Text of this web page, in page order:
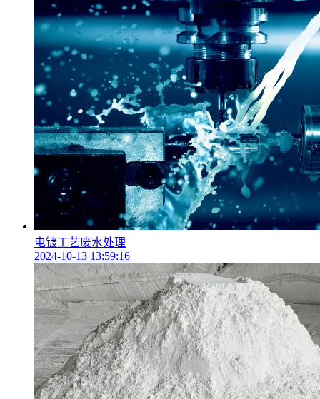
电镀工艺废水处理
2024-10-13 13:59:16